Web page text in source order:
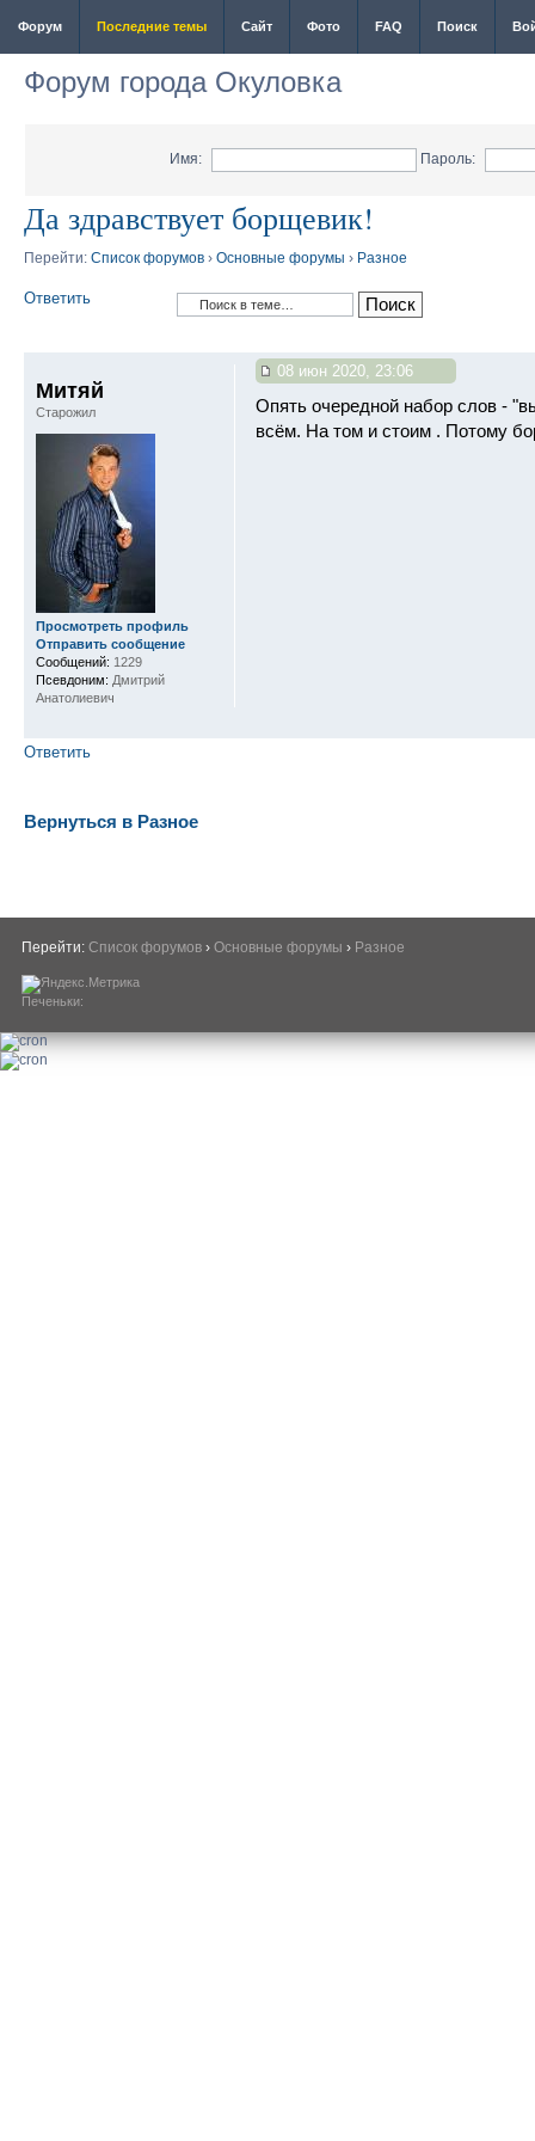
Форум Последние темы Сайт Фото FAQ Поиск
Форум города Окуловка
Имя: Пароль:
Да здравствует борщевик!
Перейти: Список форумов › Основные форумы › Разное
Ответить
08 июн 2020, 23:06
Опять очередной набор слов -
всём. На том и стоим . Потому
Митяй
Старожил
Просмотреть профиль
Отправить сообщение
Сообщений: 1229
Псевдоним: Дмитрий
Анатолиевич
Ответить
Вернуться в Разное
Перейти: Список форумов › Основные форумы › Разное
Печеньки: